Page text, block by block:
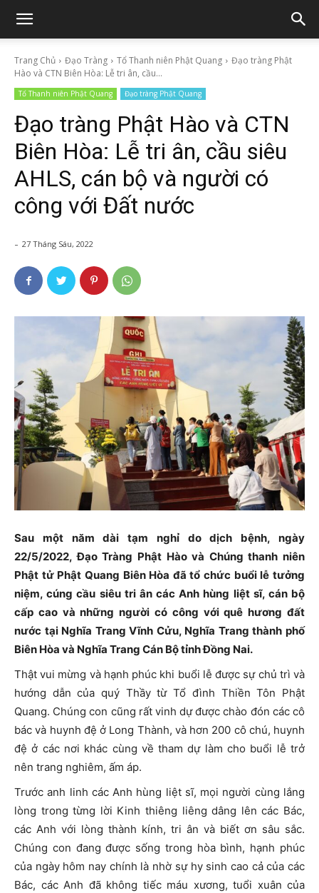
Trang Chủ Đạo Tràng Tổ Thanh niên Phật Quang
Đạo tràng Phật
Hào và CTN Biên Hòa: Lễ tri ân, cầu...
Tổ Thanh niên Phật Quang Đạo tràng Phật Quang
Đạo tràng Phật Hào và CTN
Biên Hòa: Lễ tri ân, cầu siêu
AHLS, cán bộ và người có
công với Đất nước
- 27 Tháng Sáu, 2022
Sau một năm dài tạm nghỉ do dịch bệnh, ngày
22/5/2022, Đạo Tràng Phật Hào và Chúng thanh niên
Phật tử Phật Quang Biên Hòa đã tổ chức buổi lễ tưởng
niệm, cúng cầu siêu tri ân các Anh hùng liệt sĩ, cán bộ
cấp cao và những người có công với quê hương đất
nước tại Nghĩa Trang Vĩnh Cửu, Nghĩa Trang thành phố
Biên Hòa và Nghĩa Trang Cán Bộ tỉnh Đồng Nai.
Thật vui mừng và hạnh phúc khi buổi lễ được sự chủ trì và
hướng dẫn của quý Thầy từ Tổ đình Thiền Tôn Phật
Quang. Chúng con cũng rất vinh dự được chào đón các cô
bác và huynh đệ ở Long Thành, và hơn 200 cô chú, huynh
đệ ở các nơi khác cùng về tham dự làm cho buổi lễ trở
nên trang nghiêm, ấm áp.
Trước anh linh các Anh hùng liệt sĩ, mọi người cùng lắng
lòng trong từng lời Kinh thiêng liêng dâng lên các Bác,
các Anh với lòng thành kính, tri ân và biết ơn sâu sắc.
Chúng con đang được sống trong hòa bình, hạnh phúc
của ngày hôm nay chính là nhờ sự hy sinh cao cả của các
Bác, các Anh đã không tiếc máu xương, tuổi xuân của